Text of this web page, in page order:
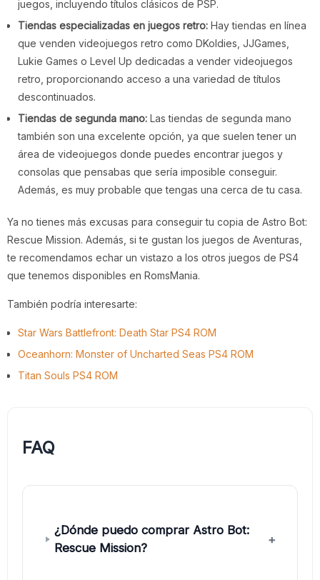
juegos, incluyendo títulos clásicos de PSP.
Tiendas especializadas en juegos retro: Hay tiendas en línea
que venden videojuegos retro como DKoldies, JJGames,
Lukie Games o Level Up dedicadas a vender videojuegos
retro, proporcionando acceso a una variedad de títulos
descontinuados.
Tiendas de segunda mano: Las tiendas de segunda mano
también son una excelente opción, ya que suelen tener un
área de videojuegos donde puedes encontrar juegos y
consolas que pensabas que sería imposible conseguir.
Además, es muy probable que tengas una cerca de tu casa.
Ya no tienes más excusas para conseguir tu copia de Astro Bot:
Rescue Mission. Además, si te gustan los juegos de Aventuras,
te recomendamos echar un vistazo a los otros juegos de PS4
que tenemos disponibles en RomsMania.
También podría interesarte:
Star Wars Battlefront: Death Star PS4 ROM
Oceanhorn: Monster of Uncharted Seas PS4 ROM
Titan Souls PS4 ROM
FAQ
¿Dónde puedo comprar Astro Bot:
Rescue Mission?